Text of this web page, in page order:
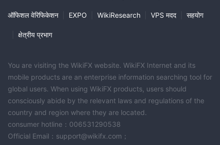
ऑफिशल वेरिफिकेशन EXPO WikiResearch VPS मदद सहयोग
क्षेत्रीय प्रभाग
You are visiting the WikiFX website. WikiFX Internet and its
mobile products are an enterprise information searching tool for
global users. When using WikiFX products, users should
consciously abide by the relevant laws and regulations of the
country and region where they are located.
consumer hotline：006531290538
Official Email：support@wikifx.com；